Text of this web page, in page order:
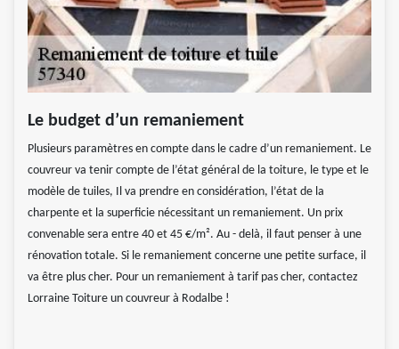
Le budget d’un remaniement
Plusieurs paramètres en compte dans le cadre d’un remaniement. Le
couvreur va tenir compte de l’état général de la toiture, le type et le
modèle de tuiles, Il va prendre en considération, l’état de la
charpente et la superficie nécessitant un remaniement. Un prix
convenable sera entre 40 et 45 €/m². Au - delà, il faut penser à une
rénovation totale. Si le remaniement concerne une petite surface, il
va être plus cher. Pour un remaniement à tarif pas cher, contactez
Lorraine Toiture un couvreur à Rodalbe !